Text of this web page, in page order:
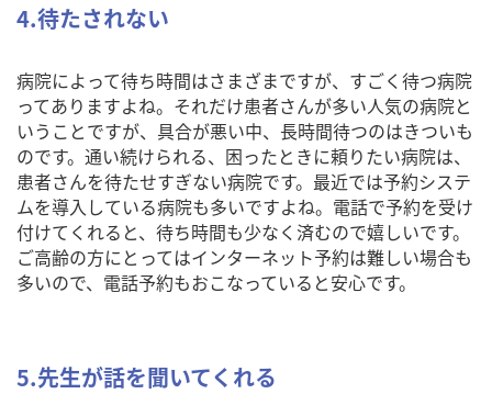
4.待たされない
病院によって待ち時間はさまざまですが、すごく待つ病院
ってありますよね。それだけ患者さんが多い人気の病院と
いうことですが、具合が悪い中、長時間待つのはきついも
のです。通い続けられる、困ったときに頼りたい病院は、
患者さんを待たせすぎない病院です。最近では予約システ
ムを導入している病院も多いですよね。電話で予約を受け
付けてくれると、待ち時間も少なく済むので嬉しいです。
ご高齢の方にとってはインターネット予約は難しい場合も
多いので、電話予約もおこなっていると安心です。
5.先生が話を聞いてくれる